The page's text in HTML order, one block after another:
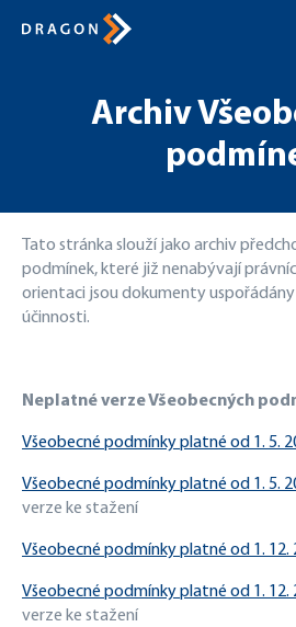
Archiv
Tato stránka slouží jako archiv
podmínek, které již nenabývají
orientaci jsou dokumenty
účinnosti.
Neplatné verze Všeobecných
Všeobecné podmínky platné od 1. 5.
Všeobecné podmínky platné od 1. 5.
verze ke stažení
Všeobecné podmínky platné od 1. 12.
Všeobecné podmínky platné od 1. 12.
verze ke stažení